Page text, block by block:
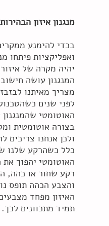
מנגנון איזון
בכדי להימנע
ואפליקציות פיתחו
יהיה מקרה של
המנגנון עושה
מצריך מאיתנו
לפני שנים
האוטומטי
בצורה אוטומטית
ולכן אנחנו צריכים
כלל כשהרקע שלנו
האוטומטי יהפוך
רקע שחור או כהה,
והצבע הכהה תופס
האיזון מפחד
תמיד מתכוונים